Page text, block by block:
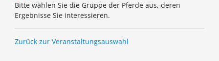
Bitte wählen Sie die Gruppe der Pferde aus, deren
Ergebnisse Sie interessieren.
Zurück zur Veranstaltungsauswahl